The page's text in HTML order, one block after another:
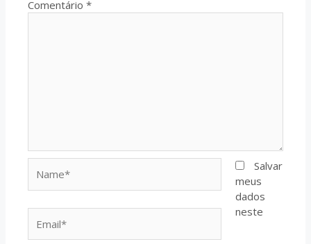
Comentário*
Salvar
meus
dados
neste